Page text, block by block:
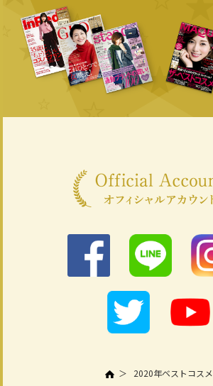
2020年ベストコスメ